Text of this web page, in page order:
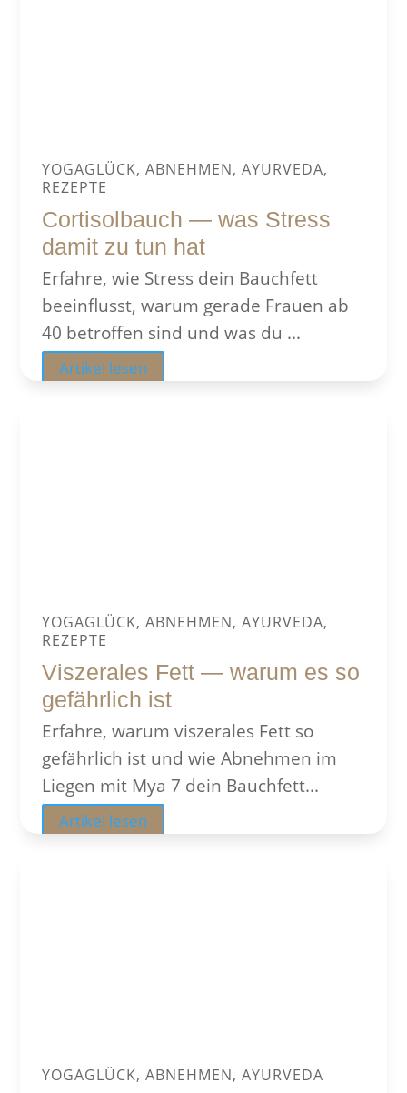
YOGAGLÜCK, ABNEHMEN, AYURVEDA,
REZEPTE
Cortisolbauch — was Stress
damit zu tun hat
Erfahre, wie Stress dein Bauchfett
beeinflusst, warum gerade Frauen ab
40 betroffen sind und was du ...
Artikel lesen
YOGAGLÜCK, ABNEHMEN, AYURVEDA,
REZEPTE
Viszerales Fett — warum es so
gefährlich ist
Erfahre, warum viszerales Fett so
gefährlich ist und wie Abnehmen im
Liegen mit Mya 7 dein Bauchfett...
Artikel lesen
YOGAGLÜCK, ABNEHMEN, AYURVEDA